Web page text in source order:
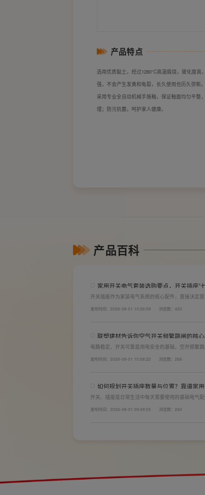
产品特点
选用优质黏土，经过1280°C高温煅烧，玻化度
强，不会产生发黄和龟裂，长久使用也历久弥新。
采用专业全自动机械手施釉，保证釉面均匀平整
理；防污抗菌，呵护家人健康。
产品百科
家用开关电气套装选购要点，开关插座“
开关插座作为家装电气系统的核心配件，直接决定
购“七看”技巧，帮大家精准避坑，挑选安全耐用的开
发布时间：2026-08-01 10:26:09 浏览数：420
联塑建材告诉你空气开关频繁跳闸的核
电路稳定、开关可靠是用电安全的基础，空开频繁
学、稳压防护性能优异，可有效应对电压瞬变、电
发布时间：2026-08-01 10:08:22 浏览数：266
如何规划开关插座数量与位置？靠谱家
开关、插座是日常生活中每天需要使用的基础电气
座的数量设置不够，或者开关、插座的位置设置不
发布时间：2026-08-01 09:49:05 浏览数：260